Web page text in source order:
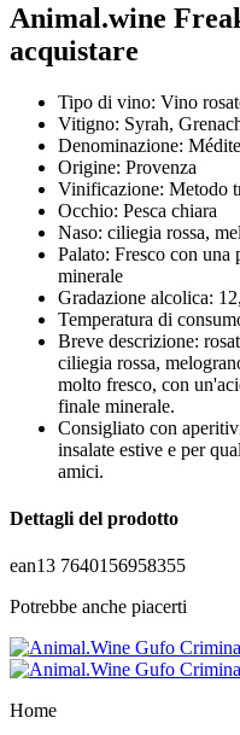
Animal.wine
acquistare
Tipo di vino: Vino
Vitigno: Syrah,
Denominazione:
Origine: Provenza
Vinificazione: Metodo
Occhio: Pesca chiara
Naso: ciliegia rossa,
Palato: Fresco con
minerale
Gradazione alcolica:
Temperatura di
Breve descrizione:
ciliegia rossa,
molto fresco, con
finale minerale.
Consigliato con
insalate estive e per
amici.
Dettagli del prodotto
ean13 7640156958355
Potrebbe anche piacerti
Home